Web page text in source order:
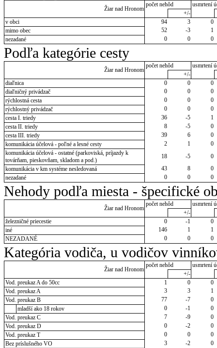
Žiar nad Hronom
počet nehôd
usmrtení
+/-
v obci
94 3
0
mimo obec
52 -3
1
nezadané
0 0 0
Podľa kategórie cesty
Žiar nad Hronom
počet nehôd
usmrtení
+/-
diaľnica
0 0
0
diaľničný privádzač
0 0
0
rýchlostná cesta
0 0
0
rýchlostný privádzač
0 0
0
cesta I. triedy
36 -5
1
cesta II. triedy
8 -5
0
cesta III. triedy
39 6
0
komunikácia účelová - poľné a lesné cesty
2 1
0
komunikácia účelová - ostatné (parkoviská, príjazdy k
továrňam, pieskovňam, skladom a pod.)
18 -5
0
komunikácia v km systéme nesledovaná
43 8
0
nezadané
0 0 0
Nehody podľa miesta - špecifické
Žiar nad Hronom
počet nehôd
usmrtení
+/-
železničné priecestie
0 -1
0
iné
146 1
1
NEZADANÉ
0 0 0
Kategória vodiča, u vodičov
Žiar nad Hronom
počet nehôd
usmrtení
+/-
Vod. preukaz A do 50cc
1 0
0
Vod. preukaz A
3 3
1
Vod. preukaz B
77 -7
0
mladší ako 18 rokov
0 -1
0
Vod. preukaz C
7 -9
0
Vod. preukaz D
0 -2
0
Vod. preukaz T
0 0
0
Bez príslušného VO
3 -2
0